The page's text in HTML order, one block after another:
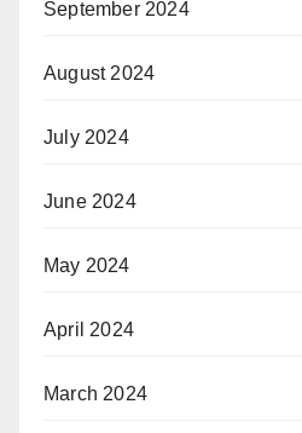
September 2024
August 2024
July 2024
June 2024
May 2024
April 2024
March 2024